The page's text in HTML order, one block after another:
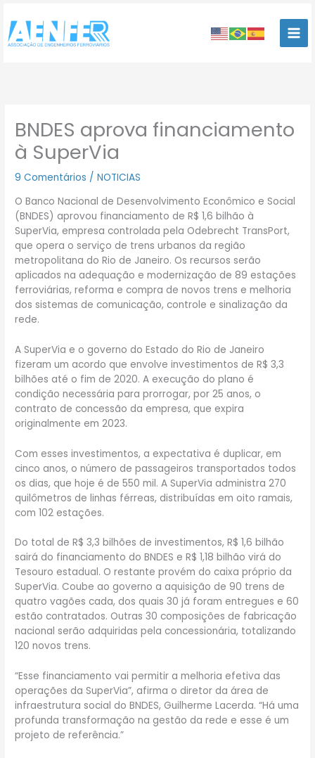
para
conteúdo
BNDES aprova financiamento
à SuperVia
9 Comentários /NOTICIAS
O Banco Nacional de Desenvolvimento Econômico e Social
(BNDES) aprovou financiamento de R$ 1,6 bilhão à
SuperVia, empresa controlada pela Odebrecht TransPort,
que opera o serviço de trens urbanos da região
metropolitana do Rio de Janeiro. Os recursos serão
aplicados na adequação e modernização de 89 estações
ferroviárias, reforma e compra de novos trens e melhoria
dos sistemas de comunicação, controle e sinalização da
rede.
A SuperVia e o governo do Estado do Rio de Janeiro
fizeram um acordo que envolve investimentos de R$ 3,3
bilhões até o fim de 2020. A execução do plano é
condição necessária para prorrogar, por 25 anos, o
contrato de concessão da empresa, que expira
originalmente em 2023.
Com esses investimentos, a expectativa é duplicar, em
cinco anos, o número de passageiros transportados todos
os dias, que hoje é de 550 mil. A SuperVia administra 270
quilômetros de linhas férreas, distribuídas em oito ramais,
com 102 estações.
Do total de R$ 3,3 bilhões de investimentos, R$ 1,6 bilhão
sairá do financiamento do BNDES e R$ 1,18 bilhão virá do
Tesouro estadual. O restante provém do caixa próprio da
SuperVia. Coube ao governo a aquisição de 90 trens de
quatro vagões cada, dos quais 30 já foram entregues e 60
estão contratados. Outras 30 composições de fabricação
nacional serão adquiridas pela concessionária, totalizando
120 novos trens.
“Esse financiamento vai permitir a melhoria efetiva das
operações da SuperVia”, afirma o diretor da área de
infraestrutura social do BNDES, Guilherme Lacerda. “Há uma
profunda transformação na gestão da rede e esse é um
projeto de referência.”